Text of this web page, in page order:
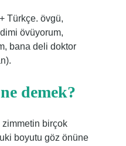
Türkçe. övgü,
övüyorum,
bana deli doktor
demek?
zimmetin birçok
boyutu göz önüne